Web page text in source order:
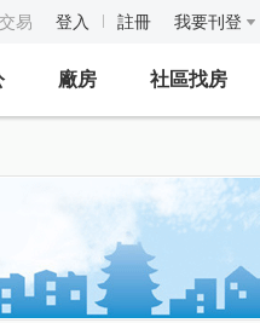
易 登入 註冊 我要刊登
廠房 社區找房